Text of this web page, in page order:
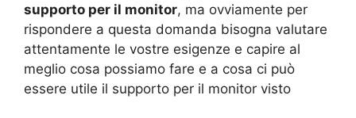
supporto per il monitor, ma ovviamente per
rispondere a questa domanda bisogna valutare
attentamente le vostre esigenze e capire al
meglio cosa possiamo fare e a cosa ci può
essere utile il supporto per il monitor visto